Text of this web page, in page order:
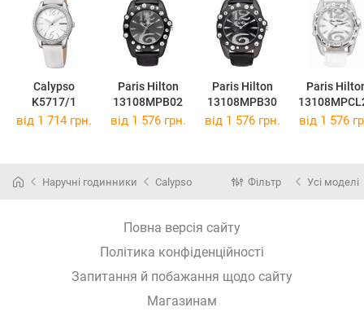
Calypso
K5717/1
Paris Hilton
13108MPB02
Paris Hilton
13108MPB30
Paris
від 1 714 грн. від 1 576 грн. від 1 576 грн. від 1 576
Наручні годинники Calypso Фільтр Усі моделі
Повна версія сайту
Політика конфіденційності
Запитання й побажання щодо сайту
Магазинам